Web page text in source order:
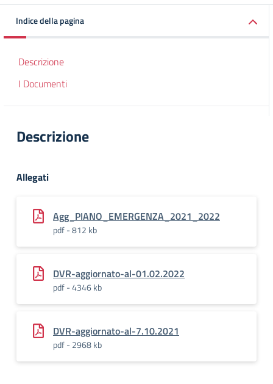
Indice della pagina
Descrizione
I Documenti
Descrizione
Allegati
Agg_PIANO_EMERGENZA_2021_2022
pdf - 812 kb
DVR-aggiornato-al-01.02.2022
pdf - 4346 kb
DVR-aggiornato-al-7.10.2021
pdf - 2968 kb